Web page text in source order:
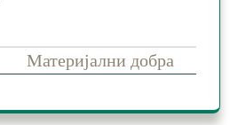
Материјални добра